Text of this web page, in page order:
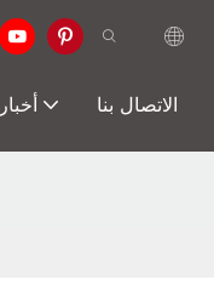
أخبار الاتصال بنا